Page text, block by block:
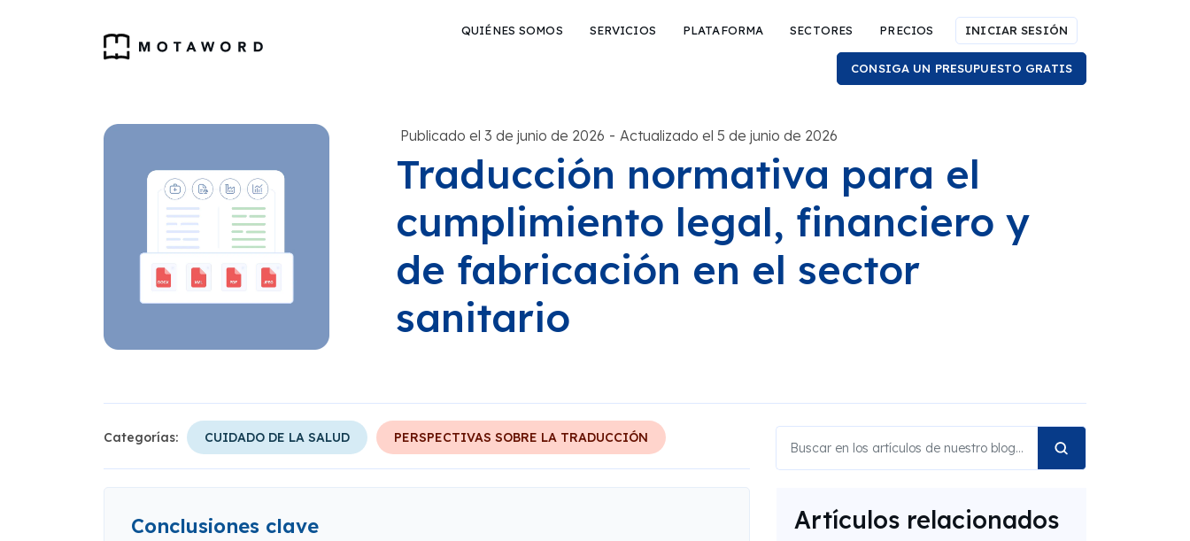
QUIÉNES SOMOS SERVICIOS PLATAFORMA SECTORES PRECIOS INICIAR SESIÓN
CONSIGA UN PRESUPUESTO GRATIS
Publicado el 3 de junio de 2026 - Actualizado el 5 de junio de 2026
Traducción normativa para el
cumplimiento legal, financiero y
de fabricación en el sector
sanitario
Categorías: CUIDADO DE LA SALUD PERSPECTIVAS SOBRE LA TRADUCCIÓN
Conclusiones clave Artículos relacionados